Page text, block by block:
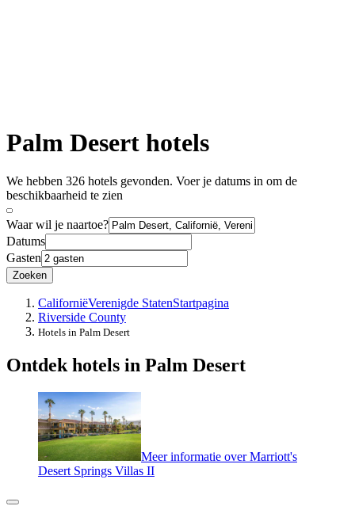
Palm Desert hotels
We hebben 326 hotels gevonden. Voer je datums in om de
beschikbaarheid te zien
Waar wil je naartoe?
Datums
Gasten
Zoeken
CaliforniëVerenigde StatenStartpagina
Riverside County
Hotels in Palm Desert
Ontdek hotels in Palm Desert
Meer informatie over Marriott's
Desert Springs Villas II